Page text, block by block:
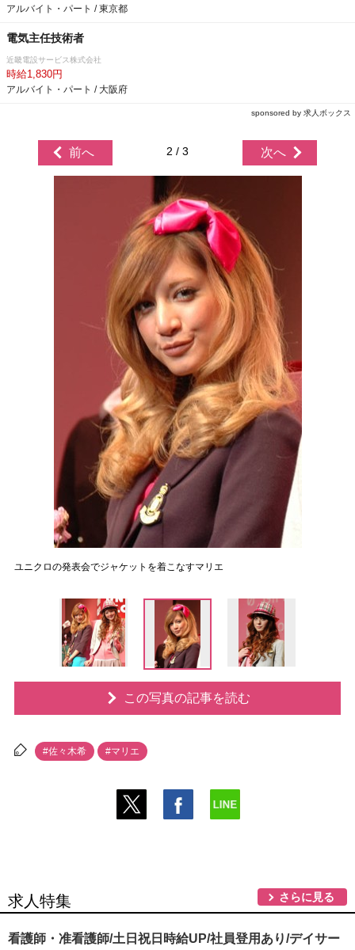
アルバイト・パート / 東京都
電気主任技術者
近畿電設サービス株式会社
時給1,830円
アルバイト・パート / 大阪府
sponsored by 求人ボックス
前へ 2 / 3 次へ
ユニクロの発表会でジャケットを着こなすマリエ
この写真の記事を読む
#佐々木希 #マリエ
求人特集 さらに見る
看護師・准看護師/土日祝日時給UP/社員登用あり/デイサー